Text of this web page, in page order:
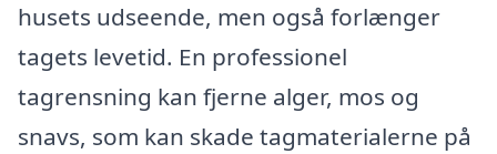
husets udseende, men også forlænger
tagets levetid. En professionel
tagrensning kan fjerne alger, mos og
snavs, som kan skade tagmaterialerne på